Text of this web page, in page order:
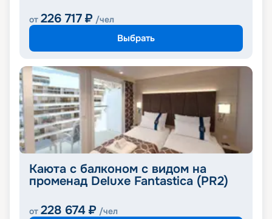
от 226 717 ₽ /чел
Выбрать
Каюта с балконом с видом на
променад Deluxe Fantastica (PR2)
от 228 674 ₽ /чел